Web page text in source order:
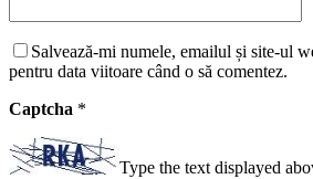
Salvează-mi numele, emailul și site-ul
pentru data viitoare când o să comentez.
Captcha *
Type the text displayed